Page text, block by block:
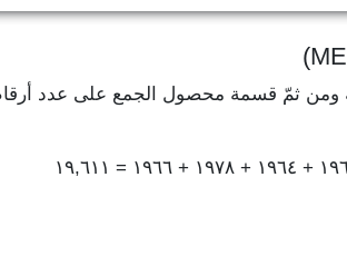
ومن ثمّ قسمة محصول الجمع على عدد